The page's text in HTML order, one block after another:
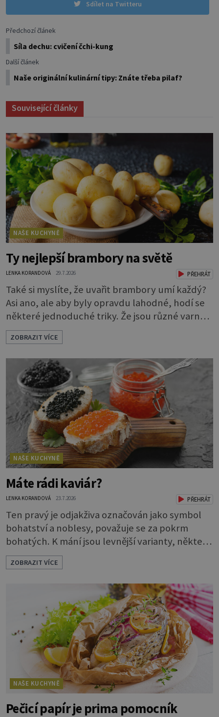
Sdílet na Twitteru
Předchozí článek
Síla dechu: cvičení čchi-kung
Další článek
Naše originální kulinární tipy: Znáte třeba pilaf?
Související články
NAŠE KUCHYNĚ
Ty nejlepší brambory na světě
LENKA KORANDOVÁ 29.7.2026 PŘEHRÁT
Také si myslíte, že uvařit brambory umí každý?
Asi ano, ale aby byly opravdu lahodné, hodí se
některé jednoduché triky. Že jsou různé varné
typy od A, tedy na saláty, po D na kaši, určitě
víte, takže vyberete podle toho, co chcete
právě uvařit. Vařte správně Spousta lidí vaří
brambory tak, že nalijí do hrnce vodu, osolí ji,
přidají brambory nakrájené na kousky a dají
vařit. Brambor
ZOBRAZIT VÍCE
NAŠE KUCHYNĚ
Máte rádi kaviár?
LENKA KORANDOVÁ 23.7.2026 PŘEHRÁT
Ten pravý je odjakživa označován jako symbol
bohatství a noblesy, považuje se za pokrm
bohatých. K mání jsou levnější varianty, některé
jsou ale dobarvovány a obsahují aditiva. Kaviár
jsou jikry vybraných druhů ryb. Je to zdravá
lahůdka. Najdete v něm plnohodnotné
bílkoviny, zdravé tuky, vitaminy A, D, E i B a
minerální látky draslík, fosfor, hořčík a jód.
Černý nebo červený
ZOBRAZIT VÍCE
NAŠE KUCHYNĚ
Pečicí papír je prima pomocník